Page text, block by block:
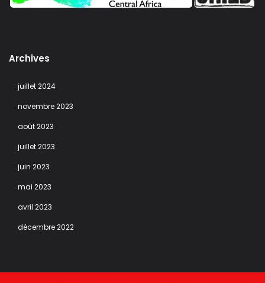
Archives
juillet 2024
novembre 2023
août 2023
juillet 2023
juin 2023
mai 2023
avril 2023
décembre 2022